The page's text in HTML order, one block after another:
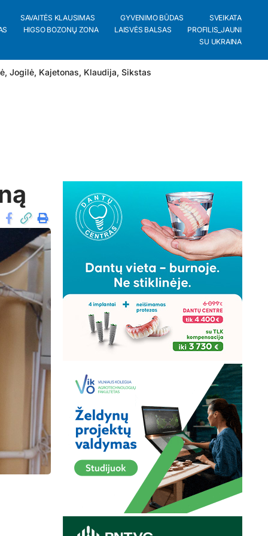
SAVAITĖS KLAUSIMAS GYVENIMO BŪDAS
SVEIKATA
HIGSO BOZONŲ ZONA LAISVĖS BALSAS
PROFILIS_JAUNI
SU UKRAINA
, Jogilė, Kajetonas, Klaudija, Sikstas